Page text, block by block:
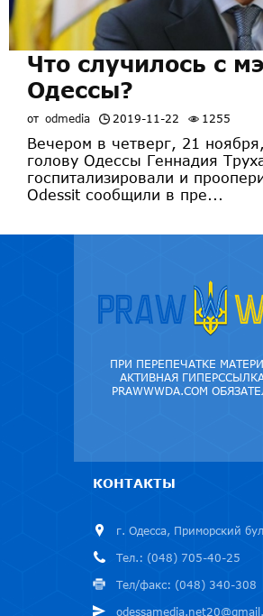
Что случилось с
Одессы?
от odmedia 2019-11-22 1255
Вечером в четверг, 21
голову Одессы Геннадия
госпитализировали и
Odessit сообщили в пре...
ПРИ ПЕРЕПЕЧАТКЕ
АКТИВНАЯ
PRAWWWDA.COM
КОНТАКТЫ
г. Одесса, Приморский
Тел.: (048) 705-40-25
Тел/факс: (048) 340-308